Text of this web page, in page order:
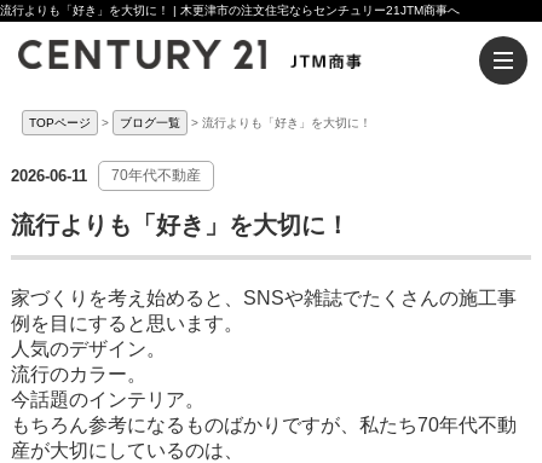
流行よりも「好き」を大切に！ | 木更津市の注文住宅ならセンチュリー21JTM商事へ
TOPページ ブログ一覧 流行よりも「好き」を大切に！
2026-06-11 70年代不動産
流行よりも「好き」を大切に！
家づくりを考え始めると、SNSや雑誌でたくさんの施工事
例を目にすると思います。
人気のデザイン。
流行のカラー。
今話題のインテリア。
もちろん参考になるものばかりですが、私たち70年代不動
産が大切にしているのは、